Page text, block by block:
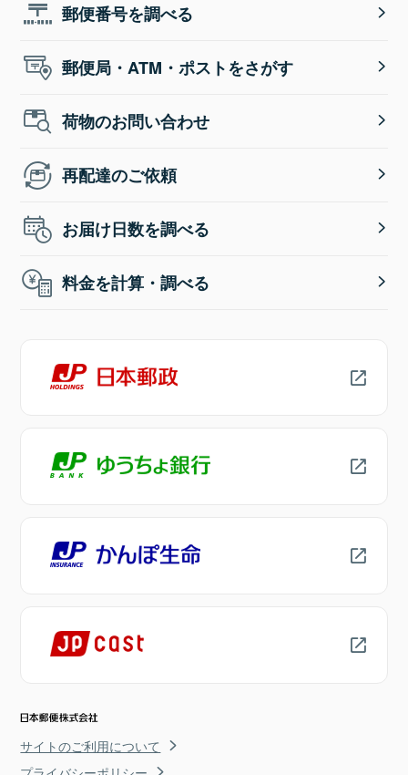
郵便番号を調べる
郵便局・ATM・ポストをさがす
荷物のお問い合わせ
再配達のご依頼
お届け日数を調べる
料金を計算・調べる
サイトのご利用について